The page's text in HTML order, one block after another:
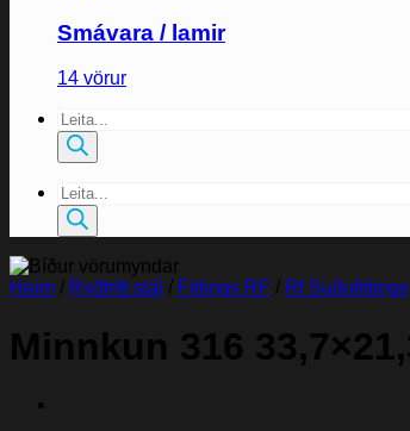
Smávara / lamir
14 vörur
Products
search
Products
search
Heim / Ryðfrítt stál / Fittings RF / Rf Suðufittings
Minnkun 316